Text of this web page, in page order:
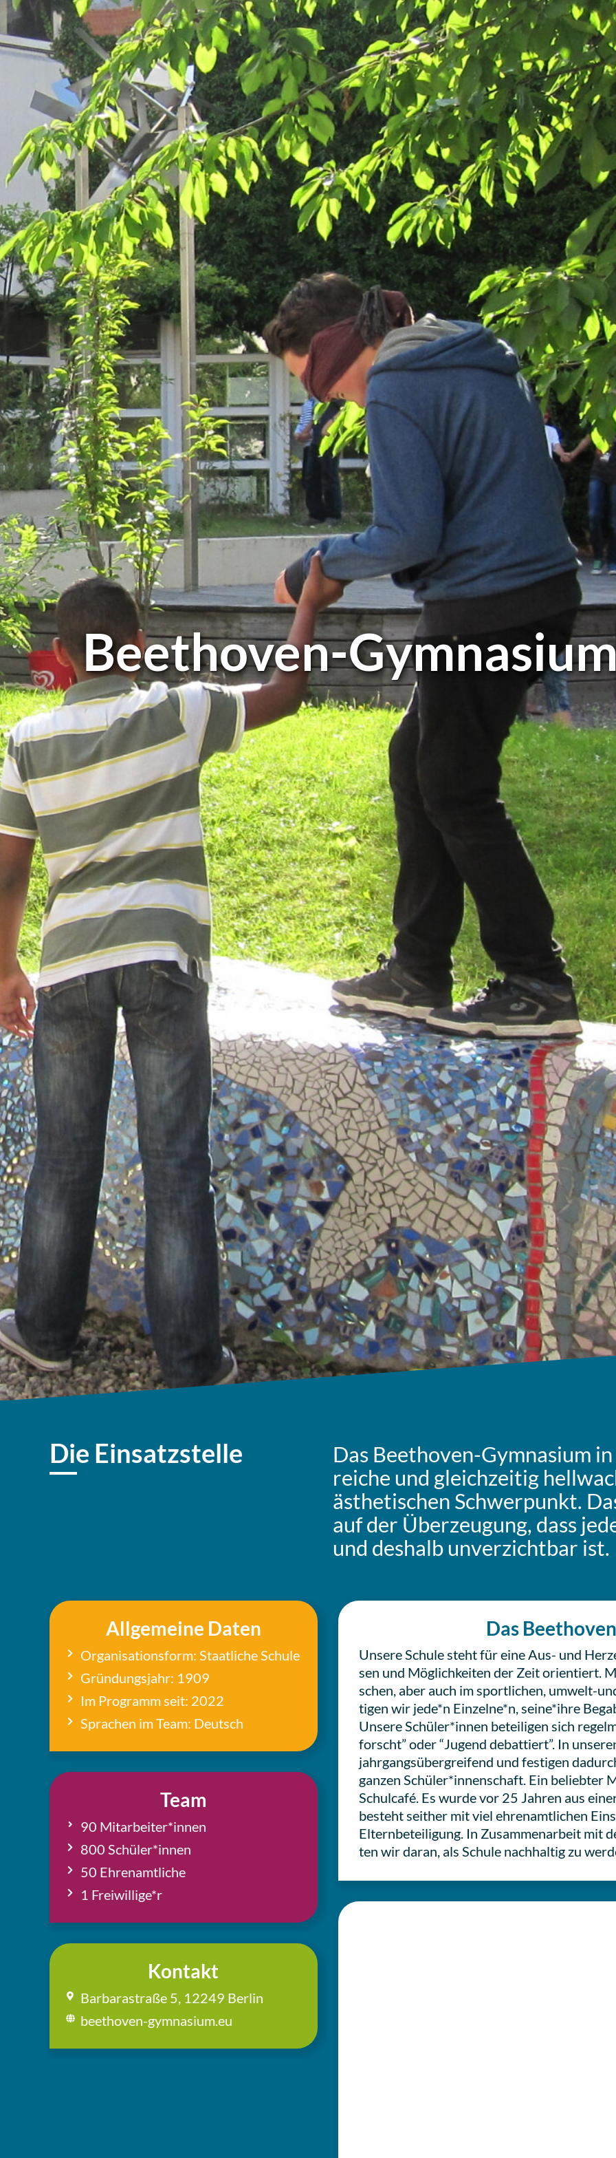
Beet­ho­ven-
Die Einsatzstelle
Das Beet­ho­ven-Gym­na­si­um
rei­che und gleich­zei­tig
ästhe­ti­schen Schwer­punkt.
auf der Über­zeu­gung, dass
und deshalb unver­zicht­bar ist.
All­ge­mei­ne Daten
Orga­ni­sa­ti­ons­form: Staat­li­che Schule
Grün­dungs­jahr: 1909
Im Pro­gramm seit: 2022
Spra­chen im Team: Deutsch
Team
90 Mitarbeiter*innen
800 Schüler*innen
50 Ehren­amt­li­che
1 Freiwillige*r
Kontakt
Bar­ba­r­a­stra­ße 5, 12249 Berlin
beethoven-gymnasium.eu
Das
Unsere Schule steht für eine Aus- und
sen und Mög­lich­kei­ten der Zeit ori­en­tiert.
schen, aber auch im sport­li­chen, umwelt-
ti­gen wir jede*n Einzelne*n, seine*ihre
Unsere Schüler*innen betei­li­gen sich
forscht” oder “Jugend debat­tiert”. In
jahr­gangs­über­grei­fend und fes­ti­gen
ganzen Schüler*innenschaft. Ein belieb­ter
Schul­ca­fé. Es wurde vor 25 Jahren aus
besteht seither mit viel ehren­amt­li­chen
Eltern­be­tei­li­gung. In Zusam­men­ar­beit mit
ten wir daran, als Schule nach­hal­tig zu